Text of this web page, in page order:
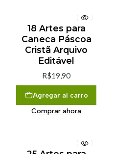
18 Artes para
Caneca Páscoa
Cristã Arquivo
Editável
R$19,90
Agregar al carro
Comprar ahora